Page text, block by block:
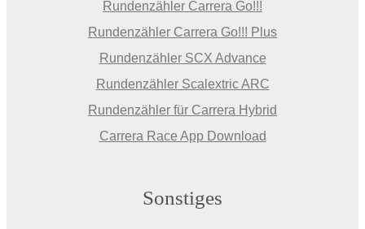
Rundenzähler Carrera Go!!!
Rundenzähler Carrera Go!!! Plus
Rundenzähler SCX Advance
Rundenzähler Scalextric ARC
Rundenzähler für Carrera Hybrid
Carrera Race App Download
Sonstiges